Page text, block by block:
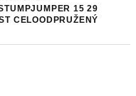
15 29
CELOODPRUŽENÝ